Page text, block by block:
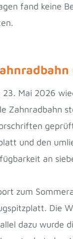
fand keine
Mai 2026
Zahnradbahn
und den
an
zum
Die
dazu wurde